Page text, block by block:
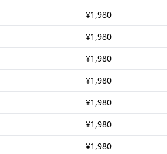
¥1,980
¥1,980
¥1,980
¥1,980
¥1,980
¥1,980
¥1,980